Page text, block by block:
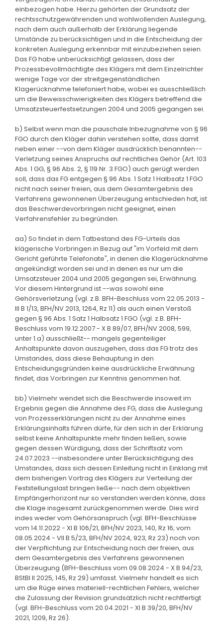
einbezogen habe. Hierzu gehörten der Grundsatz der
rechtsschutzgewährenden und wohlwollenden Auslegung,
nach dem auch außerhalb der Erklärung liegende
Umstände zu berücksichtigen und in die Entscheidung der
konkreten Auslegung erkennbar mit einzubeziehen seien.
Das FG habe unberücksichtigt gelassen, dass der
Prozessbevollmächtigte des Klägers mit dem Einzelrichter
wenige Tage vor der streitgegenständlichen
Klagerücknahme telefoniert habe, wobei es ausschließlich
um die Beweisschwierigkeiten des Klägers betreffend die
Umsatzsteuerfestsetzungen 2004 und 2005 gegangen sei.
b) Selbst wenn man die pauschale Inbezugnahme von § 96
FGO durch den Kläger dahin verstehen sollte, dass damit
neben einer --von dem Kläger ausdrücklich benannten--
Verletzung seines Anspruchs auf rechtliches Gehör (Art. 103
Abs. 1 GG, § 96 Abs. 2, § 119 Nr. 3 FGO) auch gerügt werden
soll, dass das FG entgegen § 96 Abs. 1 Satz 1 Halbsatz 1 FGO
nicht nach seiner freien, aus dem Gesamtergebnis des
Verfahrens gewonnenen Überzeugung entschieden hat, ist
das Beschwerdevorbringen nicht geeignet, einen
Verfahrensfehler zu begründen.
aa) So findet in dem Tatbestand des FG-Urteils das
klägerische Vorbringen in Bezug auf "im Vorfeld mit dem
Gericht geführte Telefonate", in denen die Klagerücknahme
angekündigt worden sei und in denen es nur um die
Umsatzsteuer 2004 und 2005 gegangen sei, Erwähnung.
Vor diesem Hintergrund ist --was sowohl eine
Gehörsverletzung (vgl. z.B. BFH-Beschluss vom 22.05.2013 -
III B 1/13, BFH/NV 2013, 1264, Rz 11) als auch einen Verstoß
gegen § 96 Abs. 1 Satz 1 Halbsatz 1 FGO (vgl. z.B. BFH-
Beschluss vom 19.12.2007 - X B 89/07, BFH/NV 2008, 599,
unter 1.a) ausschließt-- mangels gegenteiliger
Anhaltspunkte davon auszugehen, dass das FG trotz des
Umstandes, dass diese Behauptung in den
Entscheidungsgründen keine ausdrückliche Erwähnung
findet, das Vorbringen zur Kenntnis genommen hat.
bb) Vielmehr wendet sich die Beschwerde insoweit im
Ergebnis gegen die Annahme des FG, dass die Auslegung
von Prozesserklärungen nicht zu der Annahme eines
Erklärungsinhalts führen dürfe, für den sich in der Erklärung
selbst keine Anhaltspunkte mehr finden ließen, sowie
gegen dessen Würdigung, dass der Schriftsatz vom
24.07.2023 --insbesondere unter Berücksichtigung des
Umstandes, dass sich dessen Einleitung nicht in Einklang mit
dem bisherigen Vortrag des Klägers zur Verteilung der
Feststellungslast bringen ließe-- nach dem objektiven
Empfängerhorizont nur so verstanden werden könne, dass
die Klage insgesamt zurückgenommen werde. Dies wird
indes weder vom Gehörsanspruch (vgl. BFH-Beschlüsse
vom 14.11.2022 - XI B 106/21, BFH/NV 2023, 140, Rz 16; vom
08.05.2024 - VII B 5/23, BFH/NV 2024, 923, Rz 23) noch von
der Verpflichtung zur Entscheidung nach der freien, aus
dem Gesamtergebnis des Verfahrens gewonnenen
Überzeugung (BFH-Beschluss vom 09.08.2024 - X B 94/23,
BStBl II 2025, 145, Rz 29) umfasst. Vielmehr handelt es sich
um die Rüge eines materiell-rechtlichen Fehlers, welcher
die Zulassung der Revision grundsätzlich nicht rechtfertigt
(vgl. BFH-Beschluss vom 20.04.2021 - XI B 39/20, BFH/NV
2021, 1209, Rz 26).